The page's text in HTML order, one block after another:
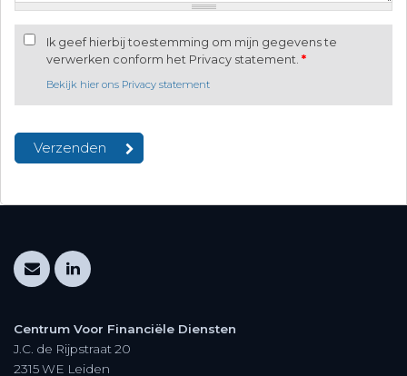
Ik geef hierbij toestemming om mijn gegevens te
verwerken conform het Privacy statement. *
Bekijk hier ons Privacy statement
Centrum Voor Financiële Diensten
J.C. de Rijpstraat 20
2315 WE Leiden